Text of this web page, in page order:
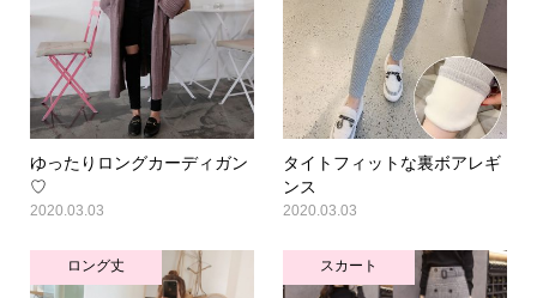
ゆったりロングカーディガン
♡
2020.03.03
タイトフィットな裏ボアレギ
ンス
2020.03.03
ロング丈 スカート